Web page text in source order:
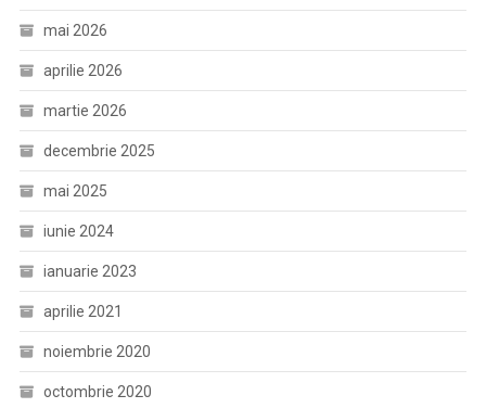
mai 2026
aprilie 2026
martie 2026
decembrie 2025
mai 2025
iunie 2024
ianuarie 2023
aprilie 2021
noiembrie 2020
octombrie 2020